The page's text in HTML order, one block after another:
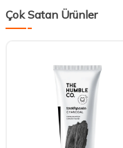
Çok Satan Ürünler